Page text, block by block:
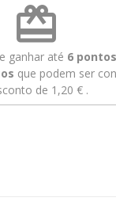
redeem
ganhar até 6
que podem ser
de 1,20 € .